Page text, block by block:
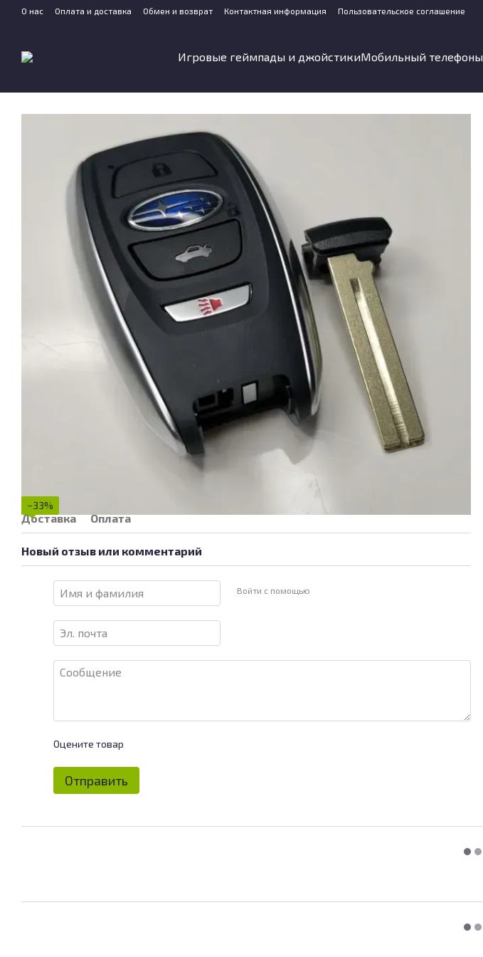
Перейти к основному контенту
О нас Оплата и доставка Обмен и возврат Контактная информация Пользовательское соглашение
Игровые геймпады и джойстикиМобильный телефоны
−33%
Доставка Оплата
Новый отзыв или комментарий
Войти с помощью
Оцените товар
Отправить